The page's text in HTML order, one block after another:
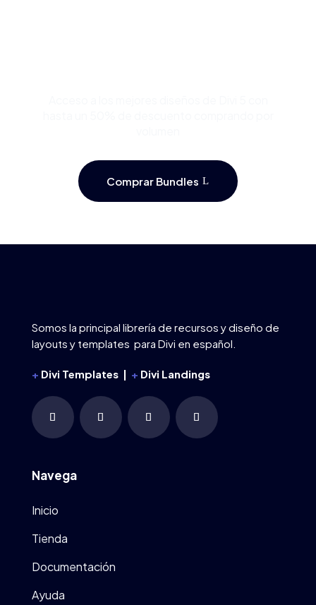
Comprar Bundles
Somos la principal librería de recursos y diseño de
layouts y templates para Divi en español.
+ Divi Templates | + Divi Landings
Navega
Inicio
Tienda
Documentación
Ayuda